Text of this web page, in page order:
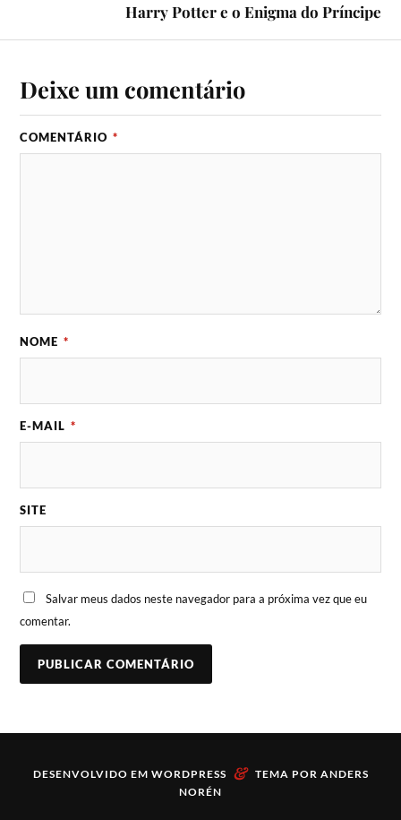
Harry Potter e o Enigma do Prí­ncipe
Deixe um comentário
COMENTÁRIO *
NOME *
E-MAIL *
SITE
Salvar meus dados neste navegador para a próxima vez que eu
comentar.
DESENVOLVIDO EM WORDPRESS & TEMA POR ANDERS
NORÉN